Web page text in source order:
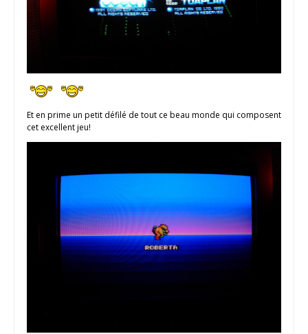
Et en prime un petit défilé de tout ce beau monde qui composent
cet excellent jeu!